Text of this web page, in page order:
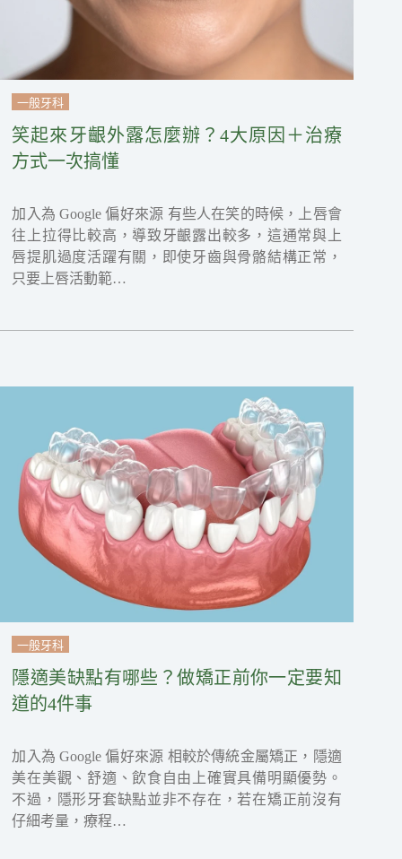
一般牙科
笑起來牙齦外露怎麼辦？4大原因＋治療
方式一次搞懂
加入為 Google 偏好來源 有些人在笑的時候，上唇會
往上拉得比較高，導致牙齦露出較多，這通常與上
唇提肌過度活躍有關，即使牙齒與骨骼結構正常，
只要上唇活動範…
一般牙科
隱適美缺點有哪些？做矯正前你一定要知
道的4件事
加入為 Google 偏好來源 相較於傳統金屬矯正，隱適
美在美觀、舒適、飲食自由上確實具備明顯優勢。
不過，隱形牙套缺點並非不存在，若在矯正前沒有
仔細考量，療程…